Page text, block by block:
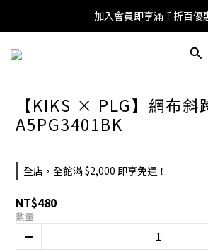
加入會員即享滿千折百優
【KIKS × PLG】網布斜
A5PG3401BK
全店，全館滿 $2,000 即享免運！
NT$480
數量